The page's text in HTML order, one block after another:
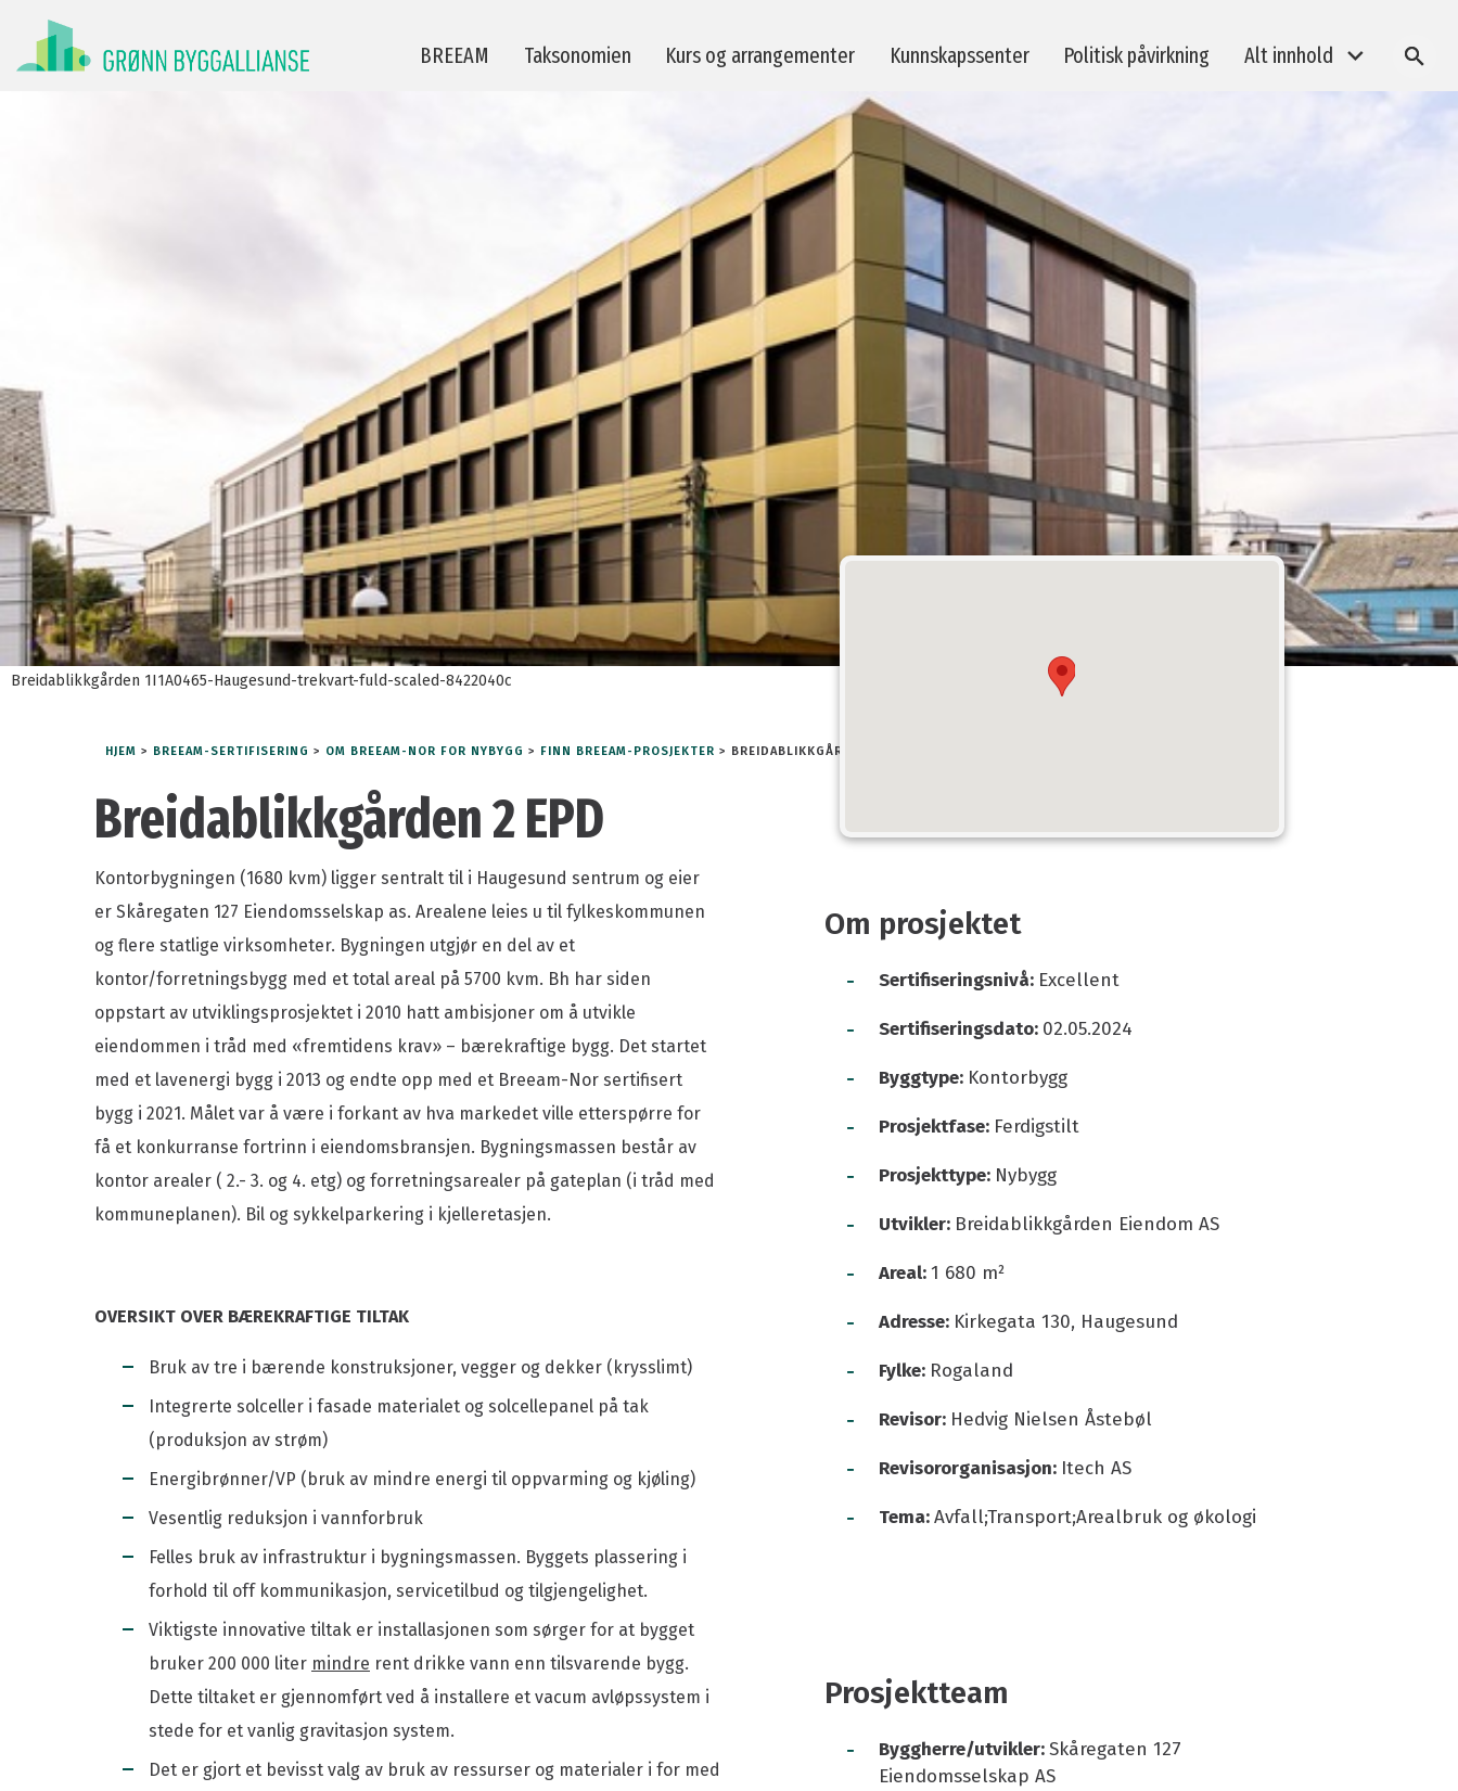
BREEAM Taksonomien Kurs og arrangementer Kunnskapssenter Politisk påvirkning Alt innhold
For leverandører av byggeprodukter
BREEAM-NOR-prosjekter
BREEAM-hjelp
Ofte stilte spørsmål
Strakstiltak
Taksonomien
Publikasjoner
Se tidligere foredrag
Kvalitetsrosen
Taksonomi og bærekraftsrapportering
Klimagassberegninger i byggeprosjekter
E-læring: BREEAM In-Use revisorkurs
Andre arrangement
Kurs i grønn eiendomsdrift
Årets grønne driftsteam
BREEAM-NOR In-Use
Grønn driftskonferanse
Fang energityven
Medlemspriser
Medlemsarrangementer
Våre medlemmer
Grønt podium
Månedens prosjekt
Lederartikler
Nyhetsrom
Meld deg på nyhetsbrev
Våre ansatte
Vårt styre
Presse og logo
Finn en ansatt
SØK
Breidablikkgården 1I1A0465-Haugesund-trekvart-fuld-scaled-8422040c
HJEM > BREEAM-SERTIFISERING > OM BREEAM-NOR FOR NYBYGG > FINN BREEAM-PROSJEKTER > BREIDABLIKKGÅRDEN 2 EPD
Breidablikkgården 2 EPD
Kontorbygningen (1680 kvm) ligger sentralt til i Haugesund sentrum og eier
er Skåregaten 127 Eiendomsselskap as. Arealene leies u til fylkeskommunen
og flere statlige virksomheter. Bygningen utgjør en del av et
kontor/forretningsbygg med et total areal på 5700 kvm. Bh har siden
oppstart av utviklingsprosjektet i 2010 hatt ambisjoner om å utvikle
eiendommen i tråd med «fremtidens krav» – bærekraftige bygg. Det startet
med et lavenergi bygg i 2013 og endte opp med et Breeam-Nor sertifisert
bygg i 2021. Målet var å være i forkant av hva markedet ville etterspørre for
få et konkurranse fortrinn i eiendomsbransjen. Bygningsmassen består av
kontor arealer ( 2.- 3. og 4. etg) og forretningsarealer på gateplan (i tråd med
kommuneplanen). Bil og sykkelparkering i kjelleretasjen.
OVERSIKT OVER BÆREKRAFTIGE TILTAK
Bruk av tre i bærende konstruksjoner, vegger og dekker (krysslimt)
Integrerte solceller i fasade materialet og solcellepanel på tak
(produksjon av strøm)
Energibrønner/VP (bruk av mindre energi til oppvarming og kjøling)
Vesentlig reduksjon i vannforbruk
Felles bruk av infrastruktur i bygningsmassen. Byggets plassering i
forhold til off kommunikasjon, servicetilbud og tilgjengelighet.
Viktigste innovative tiltak er installasjonen som sørger for at bygget
bruker 200 000 liter mindre rent drikke vann enn tilsvarende bygg.
Dette tiltaket er gjennomført ved å installere et vacum avløpssystem i
stede for et vanlig gravitasjon system.
Det er gjort et bevisst valg av bruk av ressurser og materialer i for med
Om prosjektet
- Sertifiseringsnivå: Excellent
- Sertifiseringsdato: 02.05.2024
- Byggtype: Kontorbygg
- Prosjektfase: Ferdigstilt
- Prosjekttype: Nybygg
- Utvikler: Breidablikkgården Eiendom AS
- Areal:1 680 m²
- Adresse: Kirkegata 130, Haugesund
- Fylke: Rogaland
- Revisor: Hedvig Nielsen Åstebøl
- Revisororganisasjon: Itech AS
- Tema:Avfall;Transport;Arealbruk og økologi
Prosjektteam
- Byggherre/utvikler:Skåregaten 127
Eiendomsselskap AS